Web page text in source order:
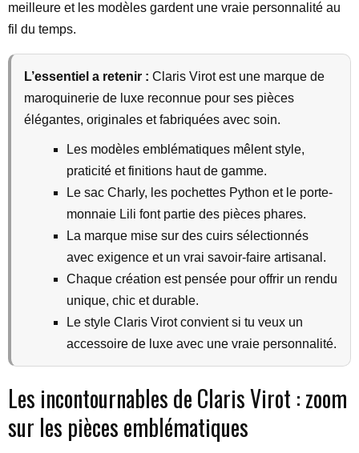
meilleure et les modèles gardent une vraie personnalité au
fil du temps.
L’essentiel a retenir : Claris Virot est une marque de
maroquinerie de luxe reconnue pour ses pièces
élégantes, originales et fabriquées avec soin.
Les modèles emblématiques mêlent style,
praticité et finitions haut de gamme.
Le sac Charly, les pochettes Python et le porte-
monnaie Lili font partie des pièces phares.
La marque mise sur des cuirs sélectionnés
avec exigence et un vrai savoir-faire artisanal.
Chaque création est pensée pour offrir un rendu
unique, chic et durable.
Le style Claris Virot convient si tu veux un
accessoire de luxe avec une vraie personnalité.
Les incontournables de Claris Virot : zoom
sur les pièces emblématiques